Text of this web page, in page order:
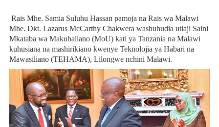
Rais Mhe. Samia Suluhu Hassan pamoja na Rais wa Malawi
Mhe. Dkt. Lazarus McCarthy Chakwera washuhudia utiaji Saini
Mkataba wa Makubaliano (MoU) kati ya Tanzania na Malawi
kuhusiana na mashirikiano kwenye Teknolojia ya Habari na
Mawasiliano (TEHAMA), Lilongwe nchini Malawi.